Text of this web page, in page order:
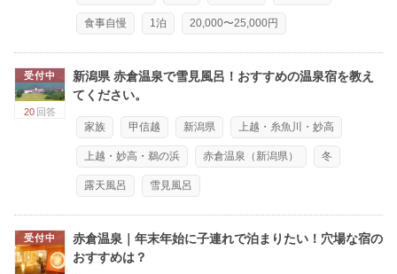
食事自慢 1泊 20,000〜25,000円
受付中
20 回答
新潟県 赤倉温泉で雪見風呂！おすすめの温泉宿を教え
てください。
家族 甲信越 新潟県 上越・糸魚川・妙高
上越・妙高・鵜の浜 赤倉温泉（新潟県） 冬
露天風呂 雪見風呂
受付中
赤倉温泉｜年末年始に子連れで泊まりたい！穴場な宿の
おすすめは？